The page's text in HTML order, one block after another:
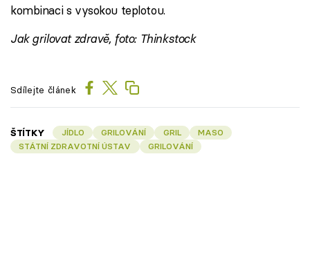
kombinaci s vysokou teplotou.
Jak grilovat zdravě, foto: Thinkstock
Sdílejte článek
ŠTÍTKY JÍDLO GRILOVÁNÍ GRIL
MASO
STÁTNÍ ZDRAVOTNÍ ÚSTAV
GRILOVÁNÍ